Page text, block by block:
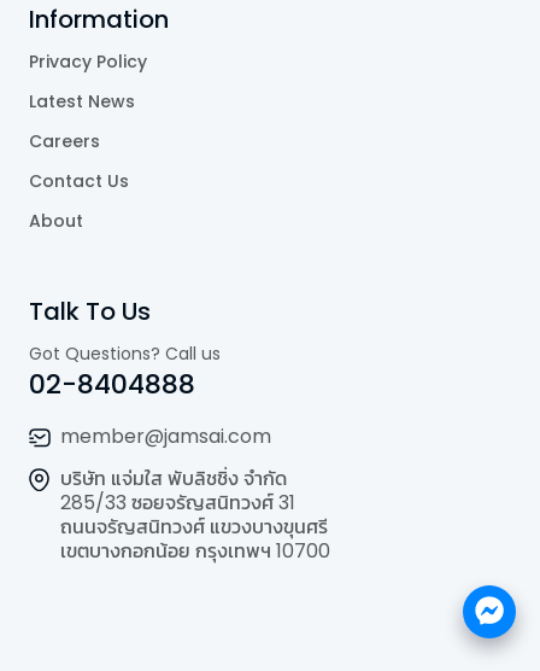
Information
Privacy Policy
Latest News
Careers
Contact Us
About
Talk To Us
Got Questions? Call us
02-8404888
member@jamsai.com
บริษัท แจ่มใส พับลิชชิ่ง จำกัด
285/33 ซอยจรัญสนิทวงศ์ 31
ถนนจรัญสนิทวงศ์ แขวงบางขุนศรี
เขตบางกอกน้อย กรุงเทพฯ 10700